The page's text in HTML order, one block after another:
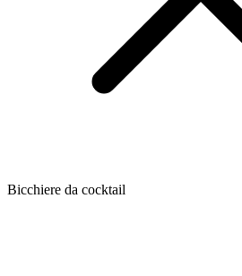
Bicchiere da cocktail